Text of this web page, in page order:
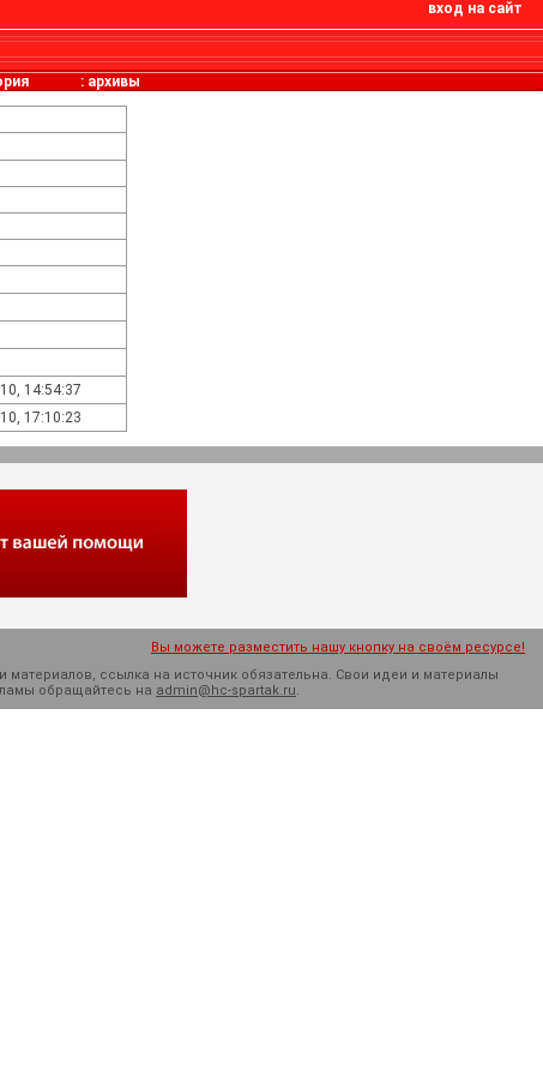
вход на сайт
: архивы
14:54:37
17:10:23
Вы можете разместить нашу кнопку на своём ресурсе!
ссылка на источник обязательна. Cвои идеи и материалы
обращайтесь на admin@hc-spartak.ru.